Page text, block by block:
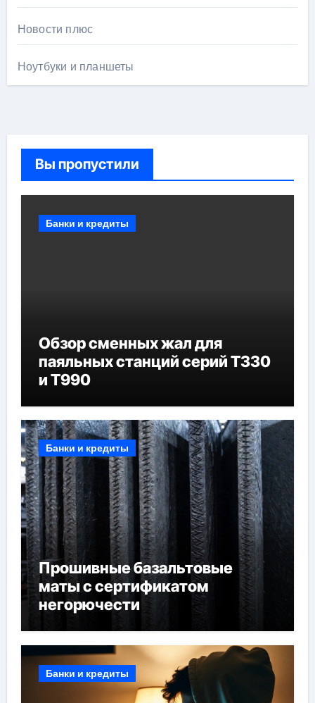
Новости плюс
Ноутбуки и планшеты
Вы пропустили
Банки и кредиты
Обзор сменных жал для
паяльных станций серий T330
и T990
Банки и кредиты
Прошивные базальтовые
маты с сертификатом
негорючести
Банки и кредиты